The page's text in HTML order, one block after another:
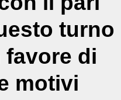
turno
di
motivi